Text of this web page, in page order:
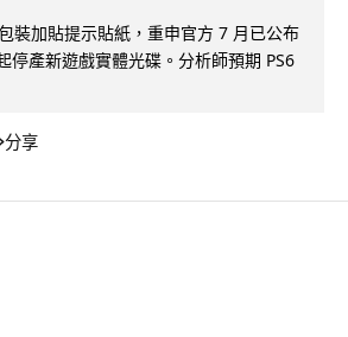
裝加貼提示貼紙，重申官方 7 月已公布
停產新遊戲實體光碟。分析師預期 PS6
分享